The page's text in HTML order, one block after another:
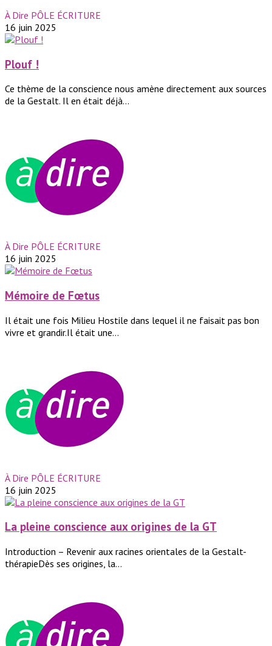
À Dire PÔLE ÉCRITURE
16 juin 2025
Plouf !
Ce thème de la conscience nous amène directement aux sources
de la Gestalt. Il en était déjà...
À Dire PÔLE ÉCRITURE
16 juin 2025
Mémoire de Fœtus
Il était une fois Milieu Hostile dans lequel il ne faisait pas bon
vivre et grandir.Il était une...
À Dire PÔLE ÉCRITURE
16 juin 2025
La pleine conscience aux origines de la GT
Introduction – Revenir aux racines orientales de la Gestalt-
thérapieDès ses origines, la...